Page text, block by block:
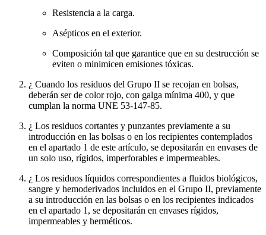
Resistencia a la carga.
Asépticos en el exterior.
Composición tal que garantice que en su destrucción se
eviten o minimicen emisiones tóxicas.
¿ Cuando los residuos del Grupo II se recojan en bolsas,
deberán ser de color rojo, con galga mínima 400, y que
cumplan la norma UNE 53-147-85.
¿ Los residuos cortantes y punzantes previamente a su
introducción en las bolsas o en los recipientes contemplados
en el apartado 1 de este artículo, se depositarán en envases de
un solo uso, rígidos, imperforables e impermeables.
¿ Los residuos líquidos correspondientes a fluidos biológicos,
sangre y hemoderivados incluidos en el Grupo II, previamente
a su introducción en las bolsas o en los recipientes indicados
en el apartado 1, se depositarán en envases rígidos,
impermeables y herméticos.